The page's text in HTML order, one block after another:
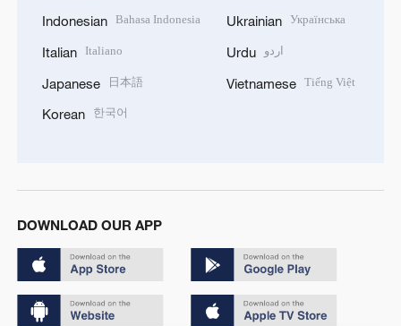
Indonesian Bahasa Indonesia
Italian Italiano
Japanese 日本語
Korean 한국어
Ukrainian Українська
Urdu اردو
Vietnamese Tiếng Việt
DOWNLOAD OUR APP